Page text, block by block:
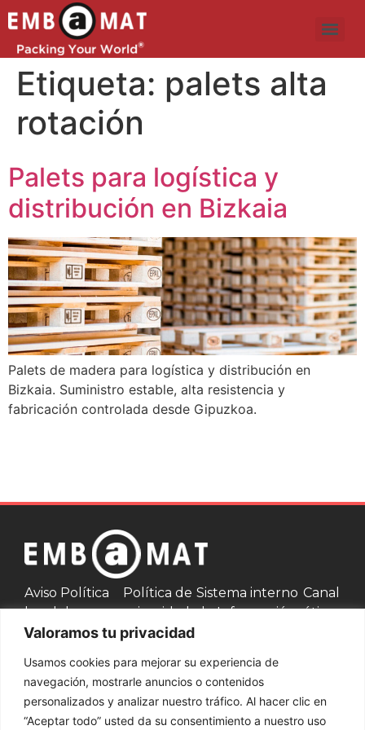
Valoramos tu privacidad
Usamos cookies para mejorar su experiencia de
navegación, mostrarle anuncios o contenidos
personalizados y analizar nuestro tráfico. Al hacer clic en
“Aceptar todo” usted da su consentimiento a nuestro uso
Etiqueta: palets alta
rotación
Palets para logística y
distribución en Bizkaia
Palets de madera para logística y distribución en
Bizkaia. Suministro estable, alta resistencia y
fabricación controlada desde Gipuzkoa.
Aviso
legal
Política
de
cookies
Política de
privacidad
Sistema interno
de Información
Canal
ético
Contacta con nosotros
937 002 750